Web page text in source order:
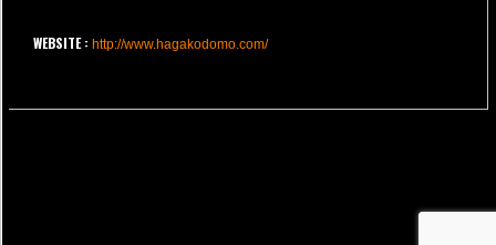
WEBSITE : http://www.hagakodomo.com/